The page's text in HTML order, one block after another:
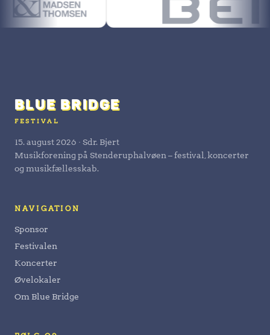
BLUE BRIDGE
FESTIVAL
15. august 2026 · Sdr. Bjert
Musikforening på Stenderuphalvøen – festival, koncerter
og musikfællesskab.
NAVIGATION
Sponsor
Festivalen
Koncerter
Øvelokaler
Om Blue Bridge